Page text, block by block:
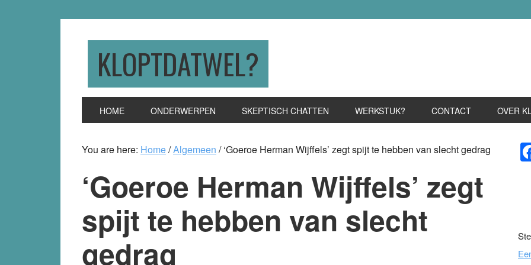
KLOPTDATWEL?
HOME ONDERWERPEN SKEPTISCH CHATTEN WERKSTUK? CONTACT OVER
You are here: Home/Algemeen /‘Goeroe Herman Wijffels’ zegt spijt te hebben van slecht gedrag
‘Goeroe Herman Wijffels’ zegt
spijt te hebben van slecht
gedrag